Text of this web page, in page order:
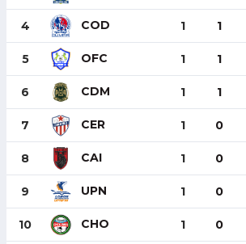
4 COD 1 1
5 OFC 1 1
6 CDM 1 1
7 CER 1 0
8 CAI 1 0
9 UPN 1 0
10 CHO 1 0